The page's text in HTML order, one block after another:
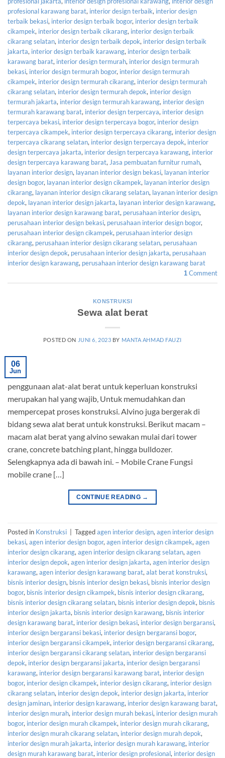
profesional karawang barat, interior design terbaik, interior design
terbaik bekasi, interior design terbaik bogor, interior design terbaik
cikampek, interior design terbaik cikarang, interior design terbaik
cikarang selatan, interior design terbaik depok, interior design terbaik
jakarta, interior design terbaik karawang, interior design terbaik
karawang barat, interior design termurah, interior design termurah
bekasi, interior design termurah bogor, interior design termurah
cikampek, interior design termurah cikarang, interior design termurah
cikarang selatan, interior design termurah depok, interior design
termurah jakarta, interior design termurah karawang, interior design
termurah karawang barat, interior design terpercaya, interior design
terpercaya bekasi, interior design terpercaya bogor, interior design
terpercaya cikampek, interior design terpercaya cikarang, interior design
terpercaya cikarang selatan, interior design terpercaya depok, interior
design terpercaya jakarta, interior design terpercaya karawang, interior
design terpercaya karawang barat, Jasa pembuatan furnitur rumah,
layanan interior design, layanan interior design bekasi, layanan interior
design bogor, layanan interior design cikampek, layanan interior design
cikarang, layanan interior design cikarang selatan, layanan interior design
depok, layanan interior design jakarta, layanan interior design karawang,
layanan interior design karawang barat, perusahaan interior design,
perusahaan interior design bekasi, perusahaan interior design bogor,
perusahaan interior design cikampek, perusahaan interior design
cikarang, perusahaan interior design cikarang selatan, perusahaan
interior design depok, perusahaan interior design jakarta, perusahaan
interior design karawang, perusahaan interior design karawang barat
1 Comment
KONSTRUKSI
Sewa alat berat
POSTED ON JUNI 6, 2023 BY MANTA AHMAD FAUZI
06
Jun
penggunaan alat-alat berat untuk keperluan konstruksi
merupakan hal yang wajib, Untuk memudahkan dan
mempercepat proses konstruksi. Alvino juga bergerak di
bidang sewa alat berat untuk konstruksi. Berikut macam –
macam alat berat yang alvino sewakan mulai dari tower
crane, concrete batching plant, hingga bulldozer.
Selengkapnya ada di bawah ini. – Mobile Crane Fungsi
mobile crane […]
CONTINUE READING →
Posted in Konstruksi Taggedagen interior design, agen interior design
bekasi, agen interior design bogor, agen interior design cikampek, agen
interior design cikarang, agen interior design cikarang selatan, agen
interior design depok, agen interior design jakarta, agen interior design
karawang, agen interior design karawang barat, alat berat konstruksi,
bisnis interior design, bisnis interior design bekasi, bisnis interior design
bogor, bisnis interior design cikampek, bisnis interior design cikarang,
bisnis interior design cikarang selatan, bisnis interior design depok, bisnis
interior design jakarta, bisnis interior design karawang, bisnis interior
design karawang barat, interior design bekasi, interior design bergaransi,
interior design bergaransi bekasi, interior design bergaransi bogor,
interior design bergaransi cikampek, interior design bergaransi cikarang,
interior design bergaransi cikarang selatan, interior design bergaransi
depok, interior design bergaransi jakarta, interior design bergaransi
karawang, interior design bergaransi karawang barat, interior design
bogor, interior design cikampek, interior design cikarang, interior design
cikarang selatan, interior design depok, interior design jakarta, interior
design jaminan, interior design karawang, interior design karawang barat,
interior design murah, interior design murah bekasi, interior design murah
bogor, interior design murah cikampek, interior design murah cikarang,
interior design murah cikarang selatan, interior design murah depok,
interior design murah jakarta, interior design murah karawang, interior
design murah karawang barat, interior design profesional, interior design